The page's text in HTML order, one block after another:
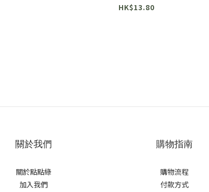
HK$13.80
關於我們
關於點點綠
加入我們
購物指南
購物流程
付款方式